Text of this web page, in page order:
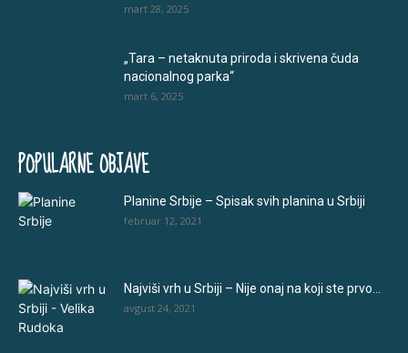
mart 28, 2025
„Tara – netaknuta priroda i skrivena čuda
nacionalnog parka“
mart 6, 2025
POPULARNE OBJAVE
Planine Srbije – Spisak svih planina u Srbiji
februar 12, 2021
Najviši vrh u Srbiji – Nije onaj na koji ste prvo...
avgust 24, 2021